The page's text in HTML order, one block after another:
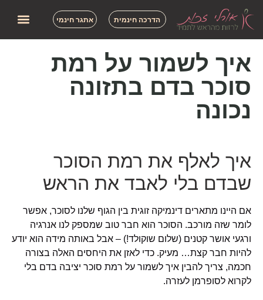
הדרכה חינמית אתגר חינמי
איך לשמור על רמת
סוכר בדם בתזונה
נכונה
איך לאלף את רמת הסוכר
שבדם בלי לאבד את הראש
אם היינו מתארים דינמיקה זוגית בין הגוף שלנו לסוכר, אפשר
לומר שזה מורכב. הסוכר הוא חבר טוב שמספק לנו אנרגיה
ורגעי אושר קטנים (שלום שוקולד!) – אבל באותה מידה הוא יודע
להיות חבר קצת… מעיק. כדי לאזן את היחסים האלה בצורה
חכמה, צריך להבין איך לשמור על רמת סוכר יציבה בדם בלי
לקרוא לסופרמן לעזרה.